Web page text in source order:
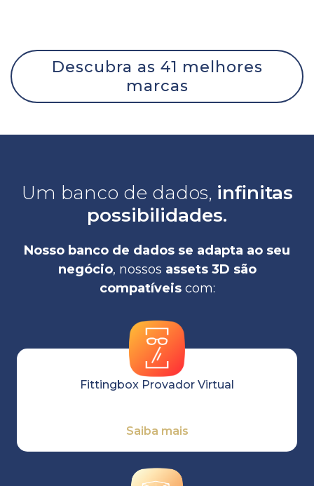
Descubra as 41 melhores
marcas
Um banco de dados, infinitas
possibilidades.
Nosso banco de dados se adapta ao seu
negócio, nossos assets 3D são
compatíveiscom:
Fittingbox Provador Virtual
Saiba mais